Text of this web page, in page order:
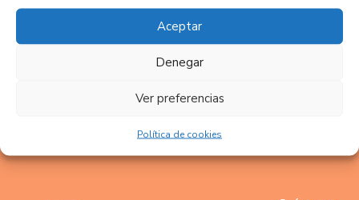
Aceptar
Denegar
Ver preferencias
Política de cookies
Development history